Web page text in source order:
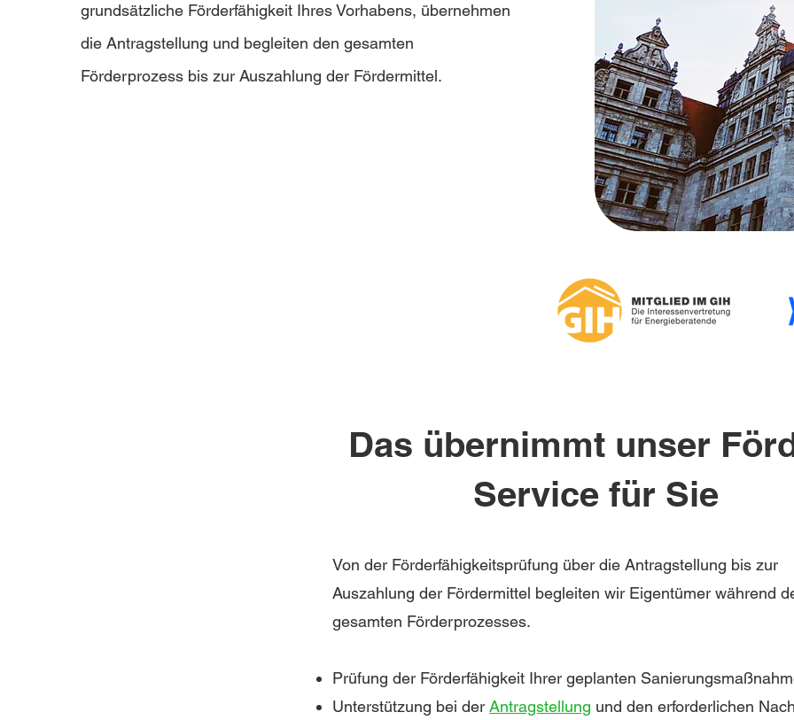
grundsätzliche Förderfähigkeit Ihres Vorhabens, übernehmen
die Antragstellung und begleiten den gesamten
Förderprozess bis zur Auszahlung der Fördermittel.
Das übernimmt unser
Service für Sie
Von der Förderfähigkeitsprüfung über die Antragstellung bis zur
Auszahlung der Fördermittel begleiten wir Eigentümer während
gesamten Förderprozesses.
Prüfung der Förderfähigkeit Ihrer geplanten
Unterstützung bei der Antragstellung und den erforderlichen